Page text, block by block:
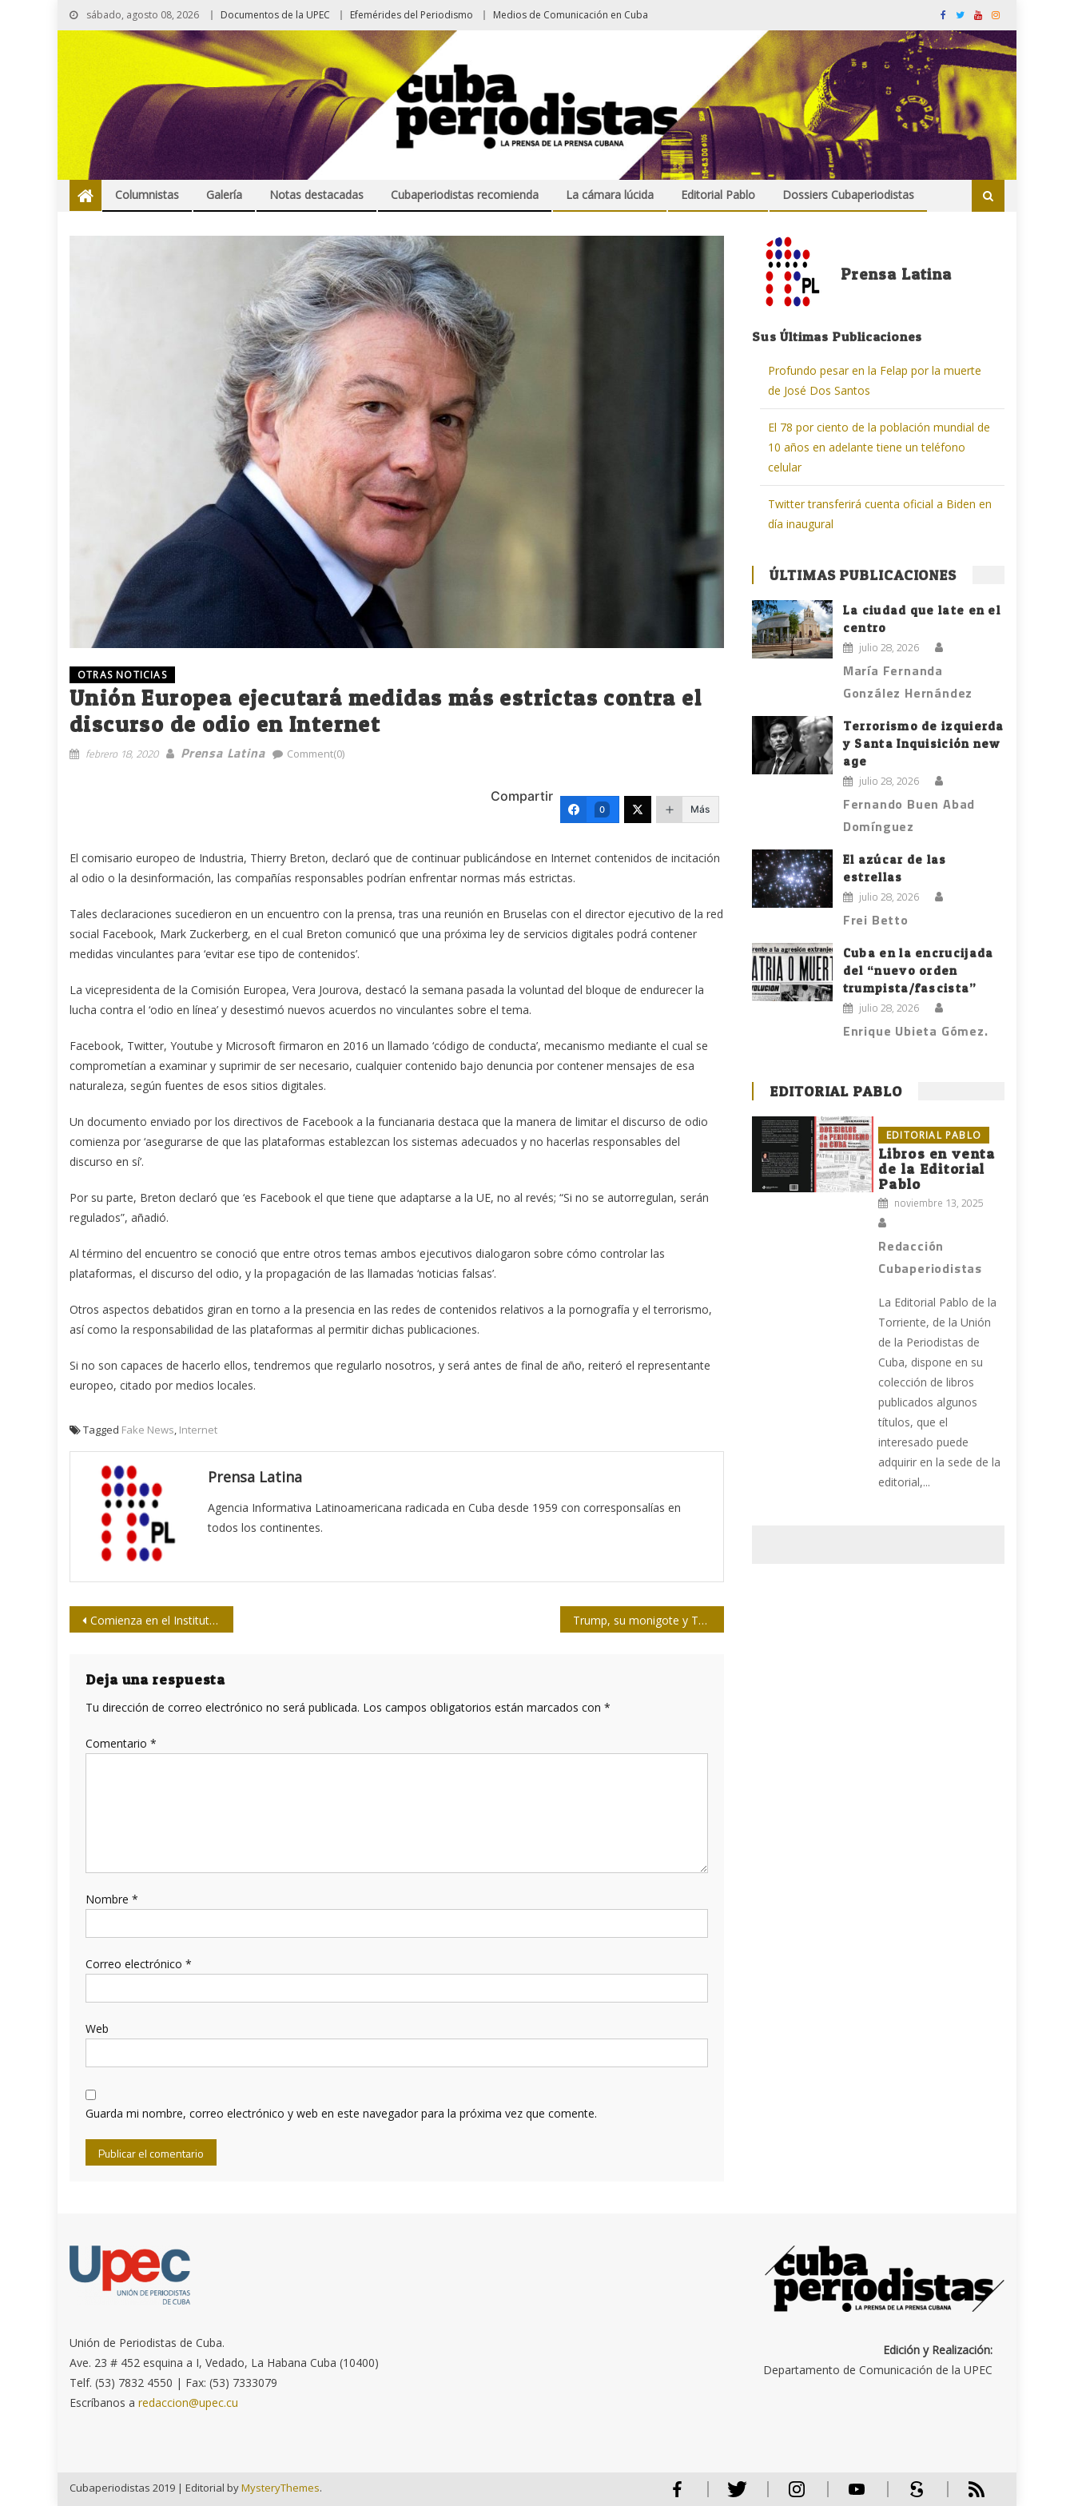
sábado, agosto 08, 2026 Documentos de la UPEC Efemérides del Periodismo Medios de Comunicación en Cuba
Columnistas Galería Notas destacadas Cubaperiodistas recomienda La cámara lúcida Editorial Pablo Dossiers Cubaperiodistas
OTRAS NOTICIAS
Unión Europea ejecutará medidas más estrictas contra el
discurso de odio en Internet
febrero 18, 2020 Prensa Latina Comment(0)
Compartir
0 Más
El comisario europeo de Industria, Thierry Breton, declaró que de continuar publicándose en Internet contenidos de incitación
al odio o la desinformación, las compañías responsables podrían enfrentar normas más estrictas.
Tales declaraciones sucedieron en un encuentro con la prensa, tras una reunión en Bruselas con el director ejecutivo de la red
social Facebook, Mark Zuckerberg, en el cual Breton comunicó que una próxima ley de servicios digitales podrá contener
medidas vinculantes para ‘evitar ese tipo de contenidos’.
La vicepresidenta de la Comisión Europea, Vera Jourova, destacó la semana pasada la voluntad del bloque de endurecer la
lucha contra el ‘odio en línea’ y desestimó nuevos acuerdos no vinculantes sobre el tema.
Facebook, Twitter, Youtube y Microsoft firmaron en 2016 un llamado ‘código de conducta’, mecanismo mediante el cual se
comprometían a examinar y suprimir de ser necesario, cualquier contenido bajo denuncia por contener mensajes de esa
naturaleza, según fuentes de esos sitios digitales.
Un documento enviado por los directivos de Facebook a la funcianaria destaca que la manera de limitar el discurso de odio
comienza por ‘asegurarse de que las plataformas establezcan los sistemas adecuados y no hacerlas responsables del
discurso en sí’.
Por su parte, Breton declaró que ‘es Facebook el que tiene que adaptarse a la UE, no al revés; “Si no se autorregulan, serán
regulados”, añadió.
Al término del encuentro se conoció que entre otros temas ambos ejecutivos dialogaron sobre cómo controlar las
plataformas, el discurso del odio, y la propagación de las llamadas ‘noticias falsas’.
Otros aspectos debatidos giran en torno a la presencia en las redes de contenidos relativos a la pornografía y el terrorismo,
así como la responsabilidad de las plataformas al permitir dichas publicaciones.
Si no son capaces de hacerlo ellos, tendremos que regularlo nosotros, y será antes de final de año, reiteró el representante
europeo, citado por medios locales.
Tagged Fake News, Internet
Prensa Latina
Agencia Informativa Latinoamericana radicada en Cuba desde 1959 con corresponsalías en
todos los continentes.
Navegación
entradas
Comienza en el Instituto de Periodismo taller sobre medio ambiente Trump, su monigote y TeleSUR
Deja una respuesta
Tu dirección de correo electrónico no será publicada. Los campos obligatorios están marcados con *
Comentario *
Nombre *
Correo electrónico *
Web
Guarda mi nombre, correo electrónico y web en este navegador para la próxima vez que comente.
Prensa Latina
Sus Últimas Publicaciones
Profundo pesar en la Felap por la muerte
de José Dos Santos
El 78 por ciento de la población mundial de
10 años en adelante tiene un teléfono
celular
Twitter transferirá cuenta oficial a Biden en
día inaugural
ÚLTIMAS PUBLICACIONES
La ciudad que late en el
centro
julio 28, 2026
María Fernanda
González Hernández
Terrorismo de izquierda
y Santa Inquisición new
age
julio 28, 2026
Fernando Buen Abad
Domínguez
El azúcar de las
estrellas
julio 28, 2026
Frei Betto
Cuba en la encrucijada
del “nuevo orden
trumpista/fascista”
julio 28, 2026
Enrique Ubieta Gómez.
EDITORIAL PABLO
EDITORIAL PABLO
Libros en venta
de la Editorial
Pablo
noviembre 13, 2025
Redacción
Cubaperiodistas
La Editorial Pablo de la
Torriente, de la Unión
de la Periodistas de
Cuba, dispone en su
colección de libros
publicados algunos
títulos, que el
interesado puede
adquirir en la sede de la
editorial,...
Unión de Periodistas de Cuba.
Ave. 23 # 452 esquina a I, Vedado, La Habana Cuba (10400)
Telf. (53) 7832 4550 | Fax: (53) 7333079
Escríbanos aredaccion@upec.cu
Edición y Realización:
Departamento de Comunicación de la UPEC
Cubaperiodistas 2019 | Editorial byMysteryThemes.
Facebook
Twitter Instagram Scribd RSS